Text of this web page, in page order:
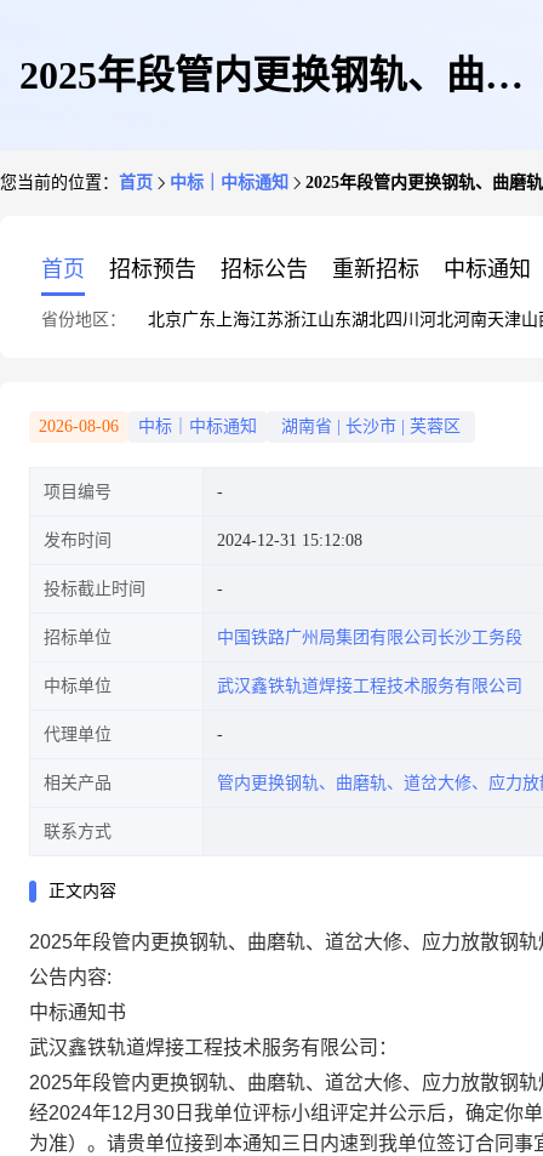
2025年段管内更换钢轨、曲磨
您当前的位置： 首页 中标｜中标通知 2025年段管内更换钢轨、曲磨
首页 招标预告 招标公告 重新招标 中标通知
省份地区： 北京广东 上海江苏浙江山东湖北四川 河北河南天津山
2026-08-06 中标｜中标通知 湖南省 长沙市 芙蓉区
项目编号
发布时间 2024-12-31 15:12:08
投标截止时间
招标单位 中国铁路广州局集团有限公司长沙工务段
中标单位 武汉鑫铁轨道焊接工程技术服务有限公司
代理单位
相关产品 管内更换钢轨、曲磨轨、道岔大修、应力
联系方式
正文内容
2025年段管内更换钢轨、曲磨轨、道岔大修、应力放散钢
公告内容:
中标通知书
武汉鑫铁轨道焊接工程技术服务有限公司：
2025年段管内更换钢轨、曲磨轨、道岔大修、应力放散钢
经2024年12月30日我单位评标小组评定并公示后，确定你
为准）。请贵单位接到本通知三日内速到我单位签订合同事